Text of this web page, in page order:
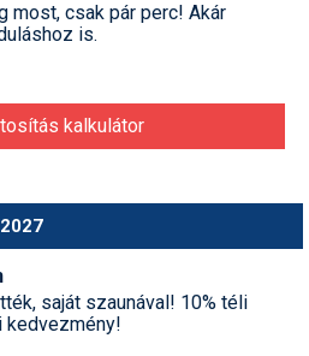
most, csak pár perc! Akár
is.
kalkulátor
saját szaunával! 10% téli